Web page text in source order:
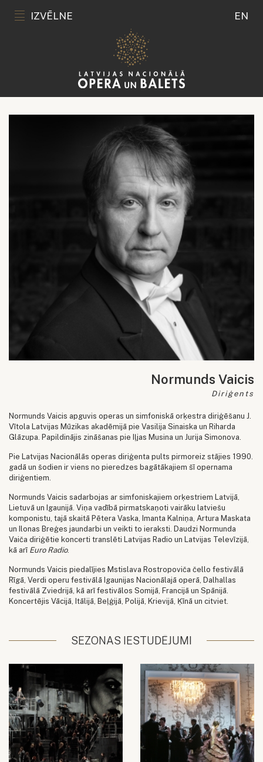
IZVĒLNE EN
Normunds Vaicis
Diriģents
Normunds Vaicis apguvis operas un simfoniskā orķestra diriģēšanu J.
Vītola Latvijas Mūzikas akadēmijā pie Vasilija Sinaiska un Riharda
Glāzupa. Papildinājis zināšanas pie Iļjas Musina un Jurija Simonova.
Pie Latvijas Nacionālās operas diriģenta pults pirmoreiz stājies 1990.
gadā un šodien ir viens no pieredzes bagātākajiem šī opernama
diriģentiem.
Normunds Vaicis sadarbojas ar simfoniskajiem orķestriem Latvijā,
Lietuvā un Igaunijā. Viņa vadībā pirmatskaņoti vairāku latviešu
komponistu, tajā skaitā Pētera Vaska, Imanta Kalniņa, Artura Maskata
un Ilonas Breģes jaundarbi un veikti to ieraksti. Daudzi Normunda
Vaiča diriģētie koncerti translēti Latvijas Radio un Latvijas Televīzijā,
kā arī Euro Radio.
Normunds Vaicis piedalījies Mstislava Rostropoviča čello festivālā
Rīgā, Verdi operu festivālā Igaunijas Nacionālajā operā, Dalhallas
festivālā Zviedrijā, kā arī festivālos Somijā, Francijā un Spānijā.
Koncertējis Vācijā, Itālijā, Beļģijā, Polijā, Krievijā, Ķīnā un citviet.
SEZONAS IESTUDĒJUMI